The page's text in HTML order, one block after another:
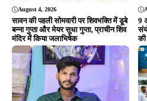
August 4, 2026
सावन की पहली सोमवारी पर शिवभक्ति में डूबे
बन्ना गुप्ता और मेयर सुधा गुप्ता, प्राचीन शिव
मंदिर में किया जलाभिषेक
9
की